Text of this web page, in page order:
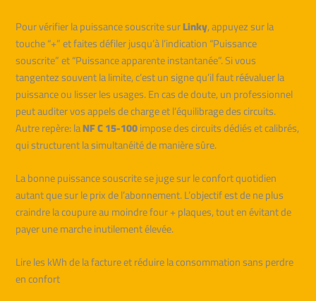
Pour vérifier la puissance souscrite surLinky, appuyez sur la
touche “+” et faites défiler jusqu’à l’indication “Puissance
souscrite” et “Puissance apparente instantanée”. Si vous
tangentez souvent la limite, c’est un signe qu’il faut réévaluer la
puissance ou lisser les usages. En cas de doute, un professionnel
peut auditer vos appels de charge et l’équilibrage des circuits.
Autre repère: laNF C 15-100impose des circuits dédiés et calibrés,
qui structurent la simultanéité de manière sûre.
La bonne puissance souscrite se juge sur le confort quotidien
autant que sur le prix de l’abonnement. L’objectif est de ne plus
craindre la coupure au moindre four + plaques, tout en évitant de
payer une marche inutilement élevée.
Lire les kWh de la facture et réduire la consommation sans perdre
en confort